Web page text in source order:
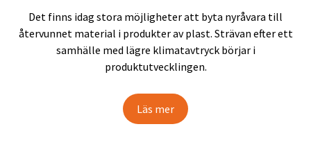
Det finns idag stora möjligheter att byta nyråvara till
återvunnet material i produkter av plast. Strävan efter ett
samhälle med lägre klimatavtryck börjar i
produktutvecklingen.
Läs mer